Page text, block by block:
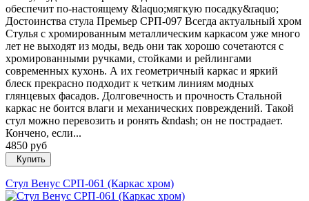
обеспечит по-настоящему &laquo;мягкую посадку&raquo;
Достоинства стула Премьер СРП-097 Всегда актуальный хром
Стулья с хромированным металлическим каркасом уже много
лет не выходят из моды, ведь они так хорошо сочетаются с
хромированными ручками, стойками и рейлингами
современных кухонь. А их геометричный каркас и яркий
блеск прекрасно подходит к четким линиям модных
глянцевых фасадов. Долговечность и прочность Стальной
каркас не боится влаги и механических повреждений. Такой
стул можно перевозить и ронять &ndash; он не пострадает.
Кончено, если...
4850 руб
Купить
Стул Венус СРП-061 (Каркас хром)